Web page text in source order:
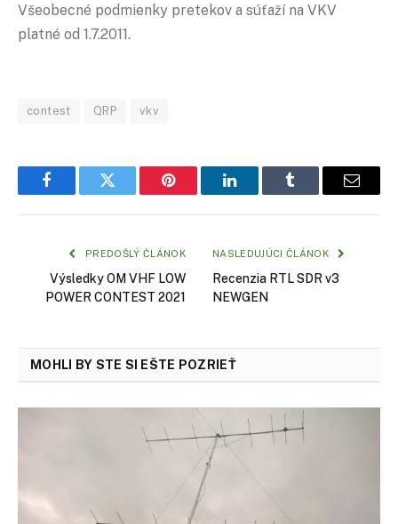
Všeobecné podmienky pretekov a súťaží na VKV
platné od 1.7.2011.
contest QRP vkv
FacebookTwitter Pinterest LinkedInTumblr Email
PREDOŠLÝ ČLÁNOK
Výsledky OM VHF LOW
POWER CONTEST 2021
NASLEDUJÚCI ČLÁNOK
Recenzia RTL SDR v3
NEWGEN
MOHLI BY STE SI EŠTE POZRIEŤ